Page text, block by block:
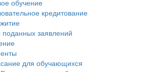
обучение
кредитование
поданных заявлений
для обучающихся